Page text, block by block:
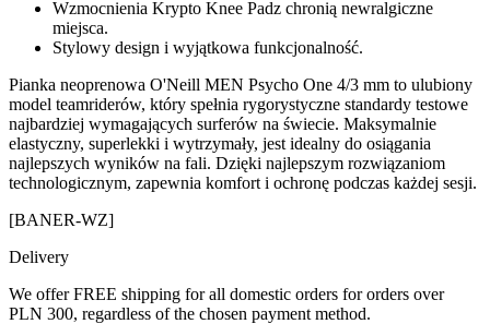
Wzmocnienia Krypto Knee Padz chronią newralgiczne
miejsca.
Stylowy design i wyjątkowa funkcjonalność.
Pianka neoprenowa O'Neill MEN Psycho One 4/3 mm to ulubiony
model teamriderów, który spełnia rygorystyczne standardy testowe
najbardziej wymagających surferów na świecie. Maksymalnie
elastyczny, superlekki i wytrzymały, jest idealny do osiągania
najlepszych wyników na fali. Dzięki najlepszym rozwiązaniom
technologicznym, zapewnia komfort i ochronę podczas każdej sesji.
[BANER-WZ]
Delivery
We offer FREE shipping for all domestic orders for orders over
PLN 300, regardless of the chosen payment method.